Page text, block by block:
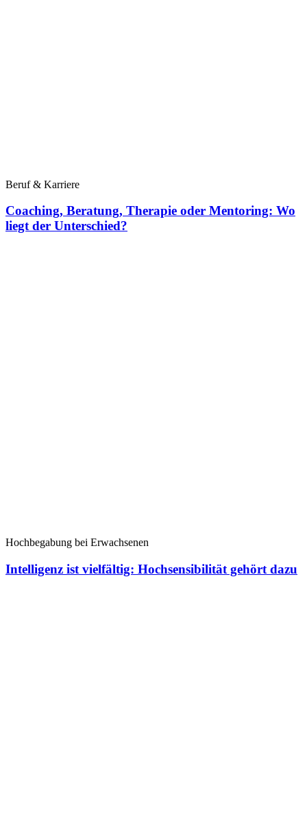
Beruf & Karriere
Coaching, Beratung, Therapie oder Mentoring: Wo
liegt der Unterschied?
Hochbegabung bei Erwachsenen
Intelligenz ist vielfältig: Hochsensibilität gehört dazu